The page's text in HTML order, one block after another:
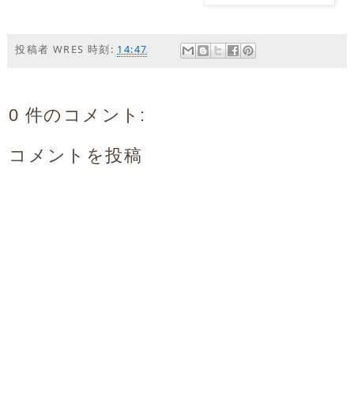
投稿者 WRES 時刻: 14:47
0 件のコメント:
コメントを投稿